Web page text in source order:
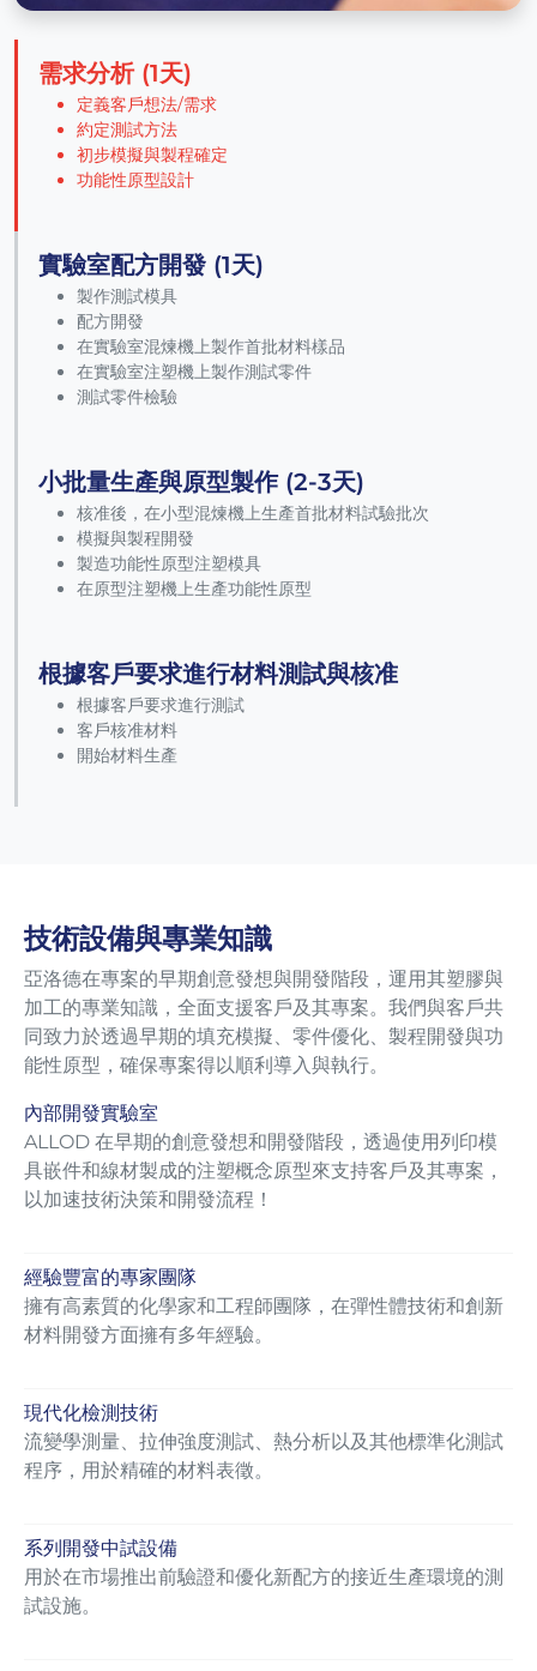
需求分析 (1天)
定義客戶想法/需求
約定測試方法
初步模擬與製程確定
功能性原型設計
實驗室配方開發 (1天)
製作測試模具
配方開發
在實驗室混煉機上製作首批材料樣品
在實驗室注塑機上製作測試零件
測試零件檢驗
小批量生產與原型製作 (2-3天)
核准後，在小型混煉機上生產首批材料試驗批次
模擬與製程開發
製造功能性原型注塑模具
在原型注塑機上生產功能性原型
根據客戶要求進行材料測試與核准
根據客戶要求進行測試
客戶核准材料
開始材料生產
技術設備與專業知識
亞洛德在專案的早期創意發想與開發階段，運用其塑膠與
加工的專業知識，全面支援客戶及其專案。我們與客戶共
同致力於透過早期的填充模擬、零件優化、製程開發與功
能性原型，確保專案得以順利導入與執行。
內部開發實驗室
ALLOD 在早期的創意發想和開發階段，透過使用列印模
具嵌件和線材製成的注塑概念原型來支持客戶及其專案，
以加速技術決策和開發流程！
經驗豐富的專家團隊
擁有高素質的化學家和工程師團隊，在彈性體技術和創新
材料開發方面擁有多年經驗。
現代化檢測技術
流變學測量、拉伸強度測試、熱分析以及其他標準化測試
程序，用於精確的材料表徵。
系列開發中試設備
用於在市場推出前驗證和優化新配方的接近生產環境的測
試設施。